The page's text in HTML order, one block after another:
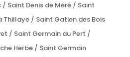
Saint Denis de Méré / Saint
Thillaye / Saint Gatien des Bois
/ Saint Germain du Pert /
Herbe / Saint Germain